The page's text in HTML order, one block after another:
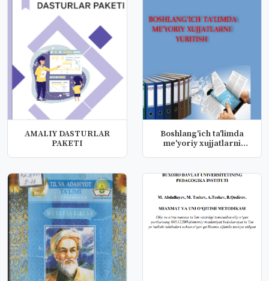
AMALIY DASTURLAR
PAKETI
Boshlang'ich ta'limda
me'yoriy xujjatlarni